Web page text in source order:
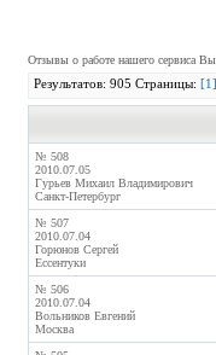
Отзывы о работе нашего сервиса
Результатов: 905 Страницы: [1]
№ 508
2010.07.05
Гурьев Михаил Владимирович
Санкт-Петербург
№ 507
2010.07.04
Горюнов Сергей
Ессентуки
№ 506
2010.07.04
Вольников Евгений
Москва